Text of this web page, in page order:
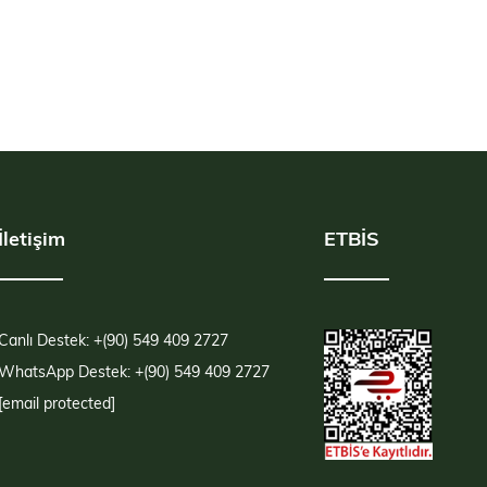
Destek: +(90) 549 409 2727
Destek: +(90) 549 409 2727
protected]
ETBİS